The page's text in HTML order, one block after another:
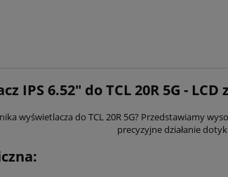
IPS 6.52" do TCL 20R 5G -
wyświetlacza do TCL 20R 5G? Przedstawiamy
precyzyjne działanie